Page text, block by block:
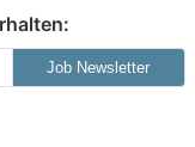
Job Newsletter